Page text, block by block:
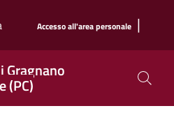
Accesso all'area personale |
Gragnano
(PC)